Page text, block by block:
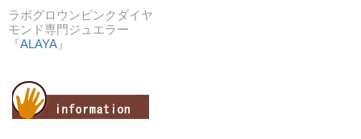
ラボグロウンピンクダイヤ
モンド専門ジュエラー
『ALAYA 』